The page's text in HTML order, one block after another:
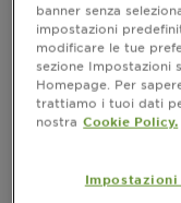
Prurito al
dipende
Molte le possibili
fastidioso
l’igiene di
mente che
innanzitutto
banner senza
impostazioni
modificare le tue
sezione Impostazioni
Homepage. Per
trattiamo i tuoi dati
nostra Cookie Policy.